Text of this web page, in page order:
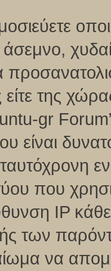
άσεμνο,
της
gr
είναι
που
IP
των
να